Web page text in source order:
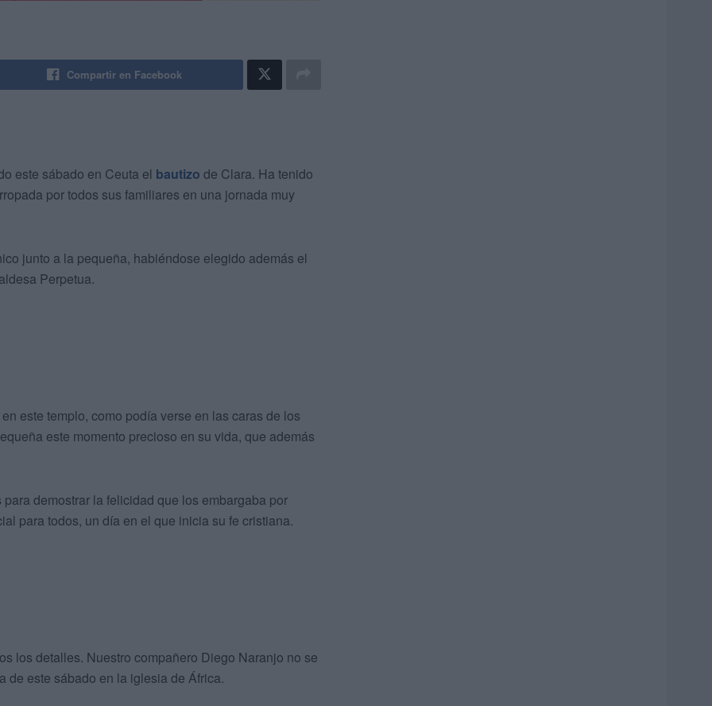
Compartir en Facebook
este sábado en Ceuta el bautizo de Clara. Ha tenido
por todos sus familiares en una jornada muy
junto a la pequeña, habiéndose elegido además el
Perpetua.
este templo, como podía verse en las caras de los
este momento precioso en su vida, que además
demostrar la felicidad que los embargaba por
para todos, un día en el que inicia su fe cristiana.
los detalles. Nuestro compañero Diego Naranjo no se
de este sábado en la iglesia de África.